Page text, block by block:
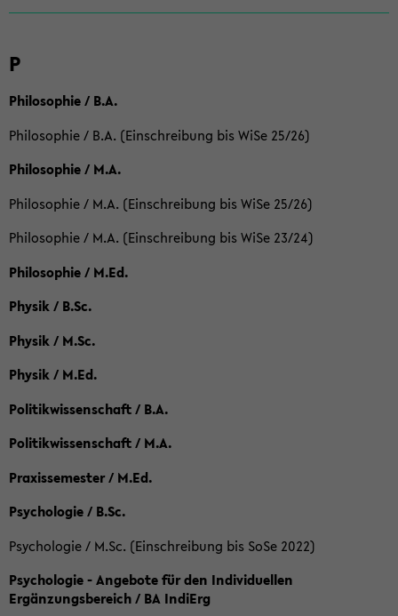
P
Philosophie / B.A.
Philosophie / B.A. (Einschreibung bis WiSe 25/26)
Philosophie / M.A.
Philosophie / M.A. (Einschreibung bis WiSe 25/26)
Philosophie / M.A. (Einschreibung bis WiSe 23/24)
Philosophie / M.Ed.
Physik / B.Sc.
Physik / M.Sc.
Physik / M.Ed.
Politikwissenschaft / B.A.
Politikwissenschaft / M.A.
Praxissemester / M.Ed.
Psychologie / B.Sc.
Psychologie / M.Sc. (Einschreibung bis SoSe 2022)
Psychologie - Angebote für den Individuellen
Ergänzungsbereich / BA IndiErg